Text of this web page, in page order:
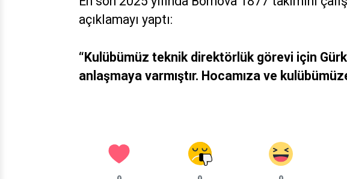
açıklamayı yaptı:
“Kulübümüz teknik direktörlük görevi için
anlaşmaya varmıştır. Hocamıza ve